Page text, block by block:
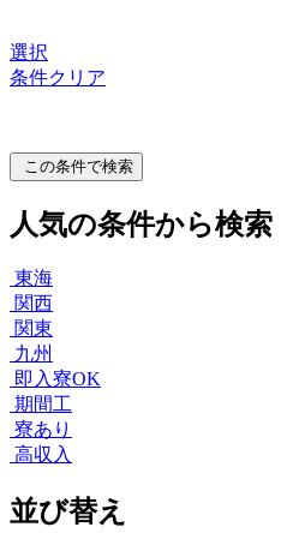
選択
条件クリア
この条件で検索
人気の条件から検索
東海
関西
関東
九州
即入寮OK
期間工
寮あり
高収入
並び替え